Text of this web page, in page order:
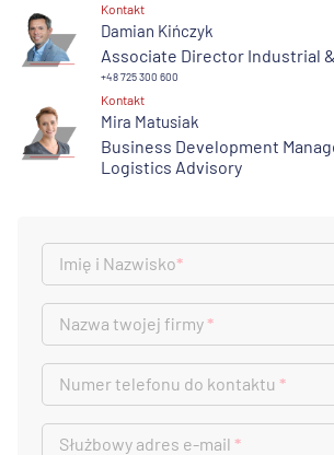
Kontakt
Damian Kińczyk
Associate Director Industrial
+48 725 300 600
Kontakt
Mira Matusiak
Business Development
Logistics Advisory
Imię i Nazwisko*
Nazwa twojej firmy*
Numer telefonu do kontaktu *
Służbowy adres e-mail *